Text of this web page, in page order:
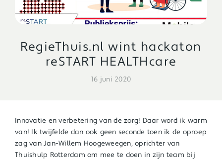
RegieThuis.nl wint hackaton
reSTART HEALTHcare
16 juni 2020
Innovatie en verbetering van de zorg! Daar word ik warm
van! Ik twijfelde dan ook geen seconde toen ik de oproep
zag van Jan-Willem Hoogeweegen, oprichter van
Thuishulp Rotterdam om mee te doen in zijn team bij